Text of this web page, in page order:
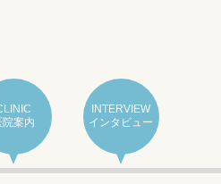
院案内
INTERVIEW
インタビュー